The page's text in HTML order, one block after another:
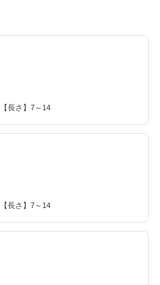
長さ】7～14
長さ】7～14